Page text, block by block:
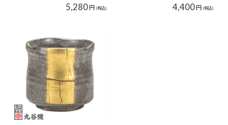
5,280円 (税込) 4,400円 (税込)